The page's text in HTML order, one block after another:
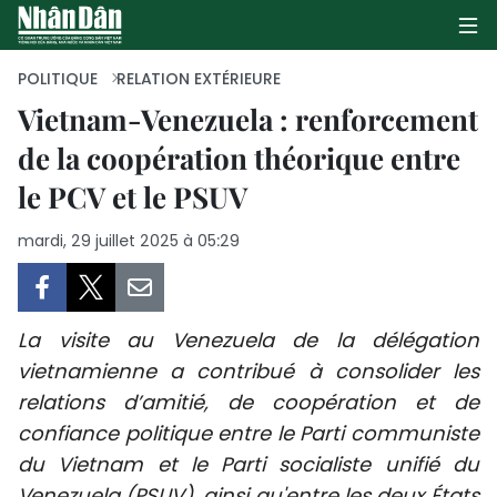
PAGE D'ACCUEIL
POLITIQUE
CULTURE
TOURISME
ENVIRONNEMENT
POLITIQUE RELATION EXTÉRIEURE
Vietnam-Venezuela : renforcement
de la coopération théorique entre
le PCV et le PSUV
mardi, 29 juillet 2025 à 05:29
La visite au Venezuela de la délégation
vietnamienne a contribué à consolider les
relations d’amitié, de coopération et de
confiance politique entre le Parti communiste
du Vietnam et le Parti socialiste unifié du